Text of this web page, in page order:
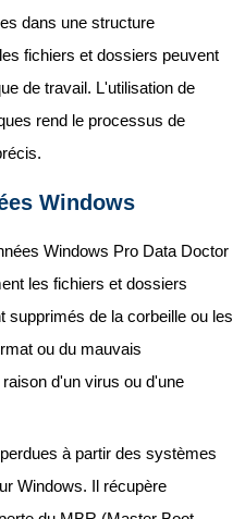
dans une structure
fichiers et dossiers peuvent
de travail. L'utilisation de
rend le processus de
Windows
Windows Pro Data Doctor
les fichiers et dossiers
supprimés de la corbeille ou les
ou du mauvais
d'un virus ou d'une
à partir des systèmes
Windows. Il récupère